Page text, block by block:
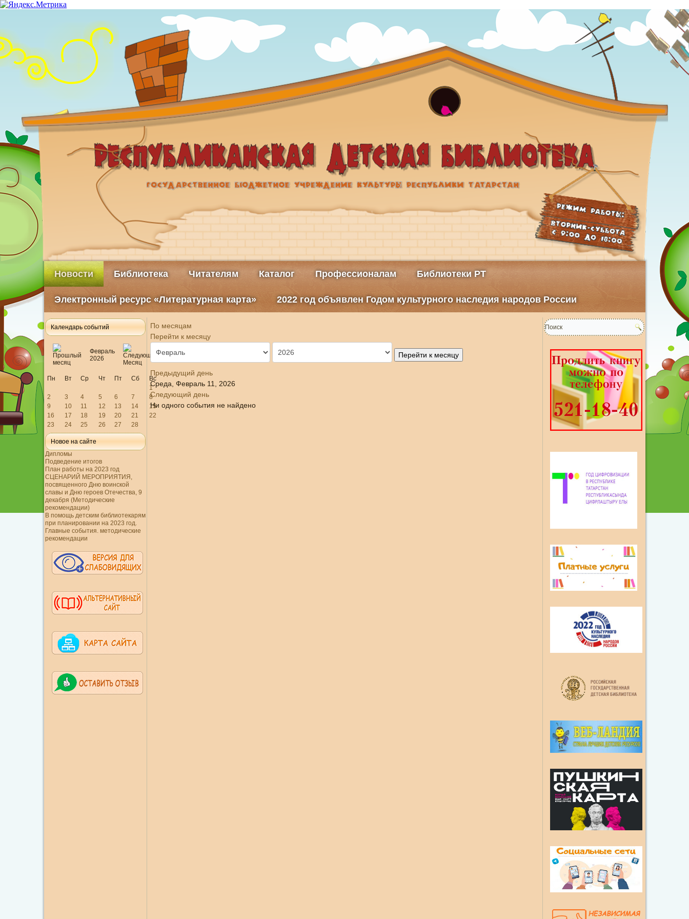
Новости Библиотека Читателям Каталог Профессионалам Библиотеки РТ
Электронный ресурс «Литературная карта» 2022 год объявлен Годом культурного наследия народов России
Календарь событий
Февраль
2026
Пн Вт Ср Чт Пт Сб
Вс
1
2
3 4 5 6 7
8
9
10 11 12 13 14
15
16
17 18 19 20 21
22
23
24 25 26 27 28
Новое на сайте
Дипломы
Подведение итогов
План работы на 2023 год
СЦЕНАРИЙ МЕРОПРИЯТИЯ,
посвященного Дню воинской
славы и Дню героев Отечества, 9
декабря (Методические
рекомендации)
В помощь детским библиотекарям
при планировании на 2023 год.
Главные события. методические
рекомендации
По месяцам
Перейти к месяцу
Перейти к месяцу
Предыдущий день
Среда, Февраль 11, 2026
Следующий день
Ни одного события не найдено